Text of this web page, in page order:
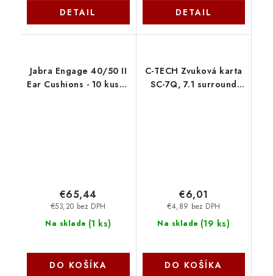
DETAIL DETAIL
Jabra Engage 40/50 II
Ear Cushions - 10 kusov
Na sklade (1 ks)
€53,20 bez DPH
€65,44
DO KOŠÍKA
C-TECH Zvuková karta
SC-7Q, 7.1 surround
Na sklade (19 ks)
€4,89 bez DPH
€6,01
DO KOŠÍKA